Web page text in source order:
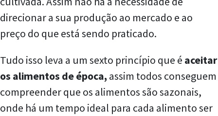
direcionar a sua produção ao mercado e ao
preço do que está sendo praticado.
Tudo isso leva a um sexto princípio que é aceitar
os alimentos de época, assim todos conseguem
compreender que os alimentos são sazonais,
onde há um tempo ideal para cada alimento ser